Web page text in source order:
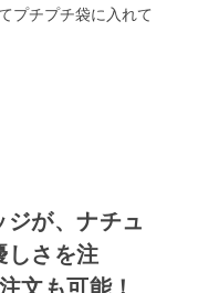
プチプチ袋に入れて
が、ナチュ
しさを注
文も可能！